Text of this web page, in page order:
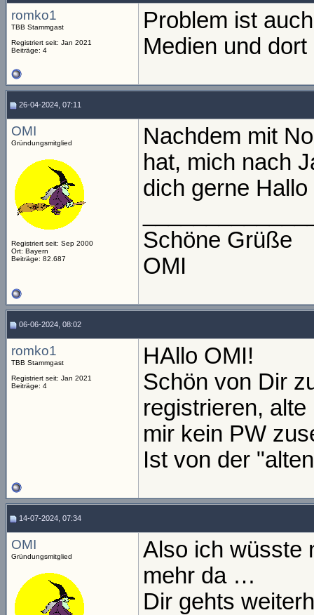
romko1
TBB Stammgast
Registriert seit: Jan 2021
Beiträge: 4
Problem ist
Medien und
26-04-2024, 07:11
OMI
Gründungsmitglied
Registriert seit: Sep 2000
Ort: Bayern
Beiträge: 82.687
Nachdem mit
hat, mich nach
dich gerne
Schöne Grüße
OMI
06-06-2024, 08:02
romko1
TBB Stammgast
Registriert seit: Jan 2021
Beiträge: 4
HAllo OMI!
Schön von Dir
registrieren,
mir kein PW
Ist von der
14-07-2024, 07:34
OMI
Gründungsmitglied
Also ich wüsste
mehr da …
Dir gehts